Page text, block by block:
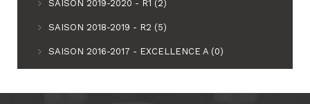
SAISON 2019-2020 - R1 (2)
SAISON 2018-2019 - R2 (5)
SAISON 2016-2017 - EXCELLENCE A (0)